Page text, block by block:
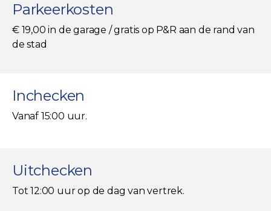
Parkeerkosten
€ 19,00 in de garage / gratis op P&R aan de rand van
de stad
Inchecken
Vanaf 15:00 uur.
Uitchecken
Tot 12:00 uur op de dag van vertrek.